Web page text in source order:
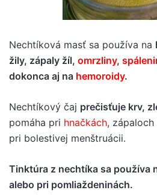
Nechtíková masť sa používa na
žily, zápaly žíl, omrzliny,
dokonca aj na hemoroidy.
Nechtíkový čaj prečisťuje krv,
pomáha pri hnačkách,
pri bolestivej menštruácii.
Tinktúra z nechtíka sa používa
alebo pri pomliaždeninách.